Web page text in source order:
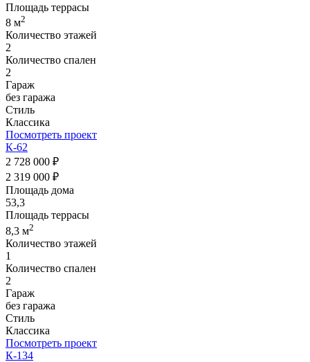
Площадь террасы
8 м2
Количество этажей
2
Количество спален
2
Гараж
без гаража
Стиль
Классика
Посмотреть проект
К-62
2 728 000 ₽
2 319 000 ₽
Площадь дома
53,3
Площадь террасы
8,3 м2
Количество этажей
1
Количество спален
2
Гараж
без гаража
Стиль
Классика
Посмотреть проект
К-134